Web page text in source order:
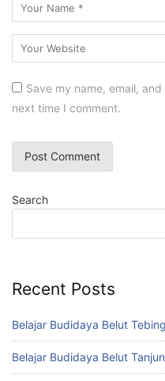
Save my name, email,
next time I comment.
Search
Recent Posts
Belajar Budidaya Belut
Belajar Budidaya Belut